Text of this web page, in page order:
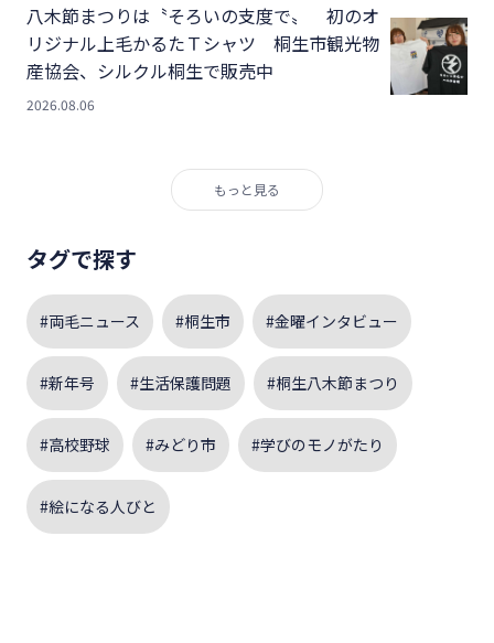
八木節まつりは〝そろいの支度で〟 初のオ
リジナル上毛かるたＴシャツ 桐生市観光物
産協会、シルクル桐生で販売中
2026.08.06
もっと見る
タグで探す
#両毛ニュース #桐生市 #金曜インタビュー
#新年号 #生活保護問題 #桐生八木節まつり
#高校野球 #みどり市 #学びのモノがたり
#絵になる人びと